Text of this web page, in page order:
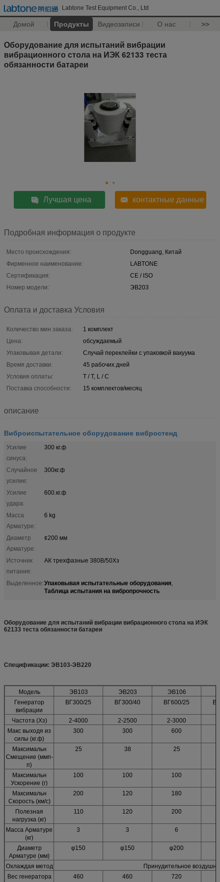
Labtone Test Equipment Co., Ltd
Домой Продукты Видеозаписи О нас >>
Оборудование для испытаний вибрации
вибрационного стола на ИЭК 62133 теста
обязанности батареи
Лучшая цена контактные данные
Подробная информация о продукте
Место происхождения:
Dongguang, Китай
Фирменное наименование:
LABTONE
Сертификация:
CE / ISO
Номер модели:
ЭВ203
Оплата и доставка Условия
Количество мин заказа:
1 комплект
Цена:
обсуждаемый
Упаковывая детали:
Случай переклейки с упаковкой вакуума
Время доставки:
45 рабочих дней
Условия оплаты:
T / T, L / C
Поставка способности:
15 комплектов/месяц
описание
Виброиспытательное оборудование вибростенд
Усилие
синуса:
300 кг.ф
Случайное
усилие:
300кг.ф
Усилие
удара:
600.кг.ф
Масса
Арматуре:
6 kg
Диаметр
Арматуре:
¢200 мм
Источник
питания:
АК трехфазные 380В/50Хз
Выделенное:Упаковывая испытательные оборудования,
Таблица испытания на вибропрочность
Оборудование для испытаний вибрации вибрационного стола на ИЭК
62133 теста обязанности батареи
Спецификации: ЭВ103-ЭВ220
Модель ЭВ103 ЭВ203 ЭВ106
Генератор
вибрации
ВГ300/25 ВГ300/40 ВГ600/25
Частота (Хз) 2-4000 2-2500 2-3000
Макс выходя из
силы (кг.ф)
300 300 600
Максимальн
Смещение (ммп-
п)
25 38 25
Максимальн
Ускорение (г)
100 100 100
Максимальн
Скорость (км/с)
200 120 180
Полезная
нагрузка (кг)
110 120 200
Масса Арматуре
(кг)
3 3 6
Диаметр
Арматуре (мм)
φ150 φ150 φ200
Охлаждая метод
Принудительное
Вес генератора
460 460 720